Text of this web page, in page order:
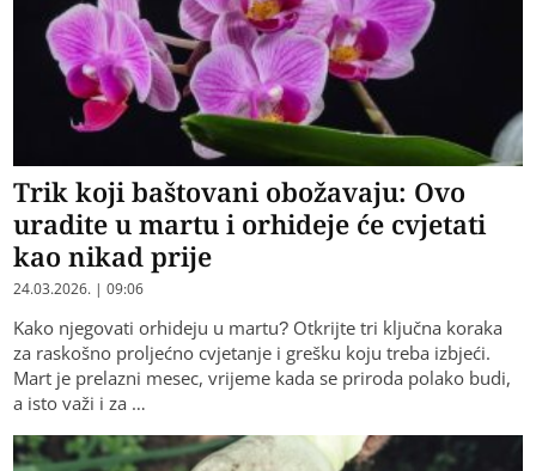
Trik koji baštovani obožavaju: Ovo
uradite u martu i orhideje će cvjetati
kao nikad prije
24.03.2026. | 09:06
Kako njegovati orhideju u martu? Otkrijte tri ključna koraka
za raskošno proljećno cvjetanje i grešku koju treba izbjeći.
Mart je prelazni mesec, vrijeme kada se priroda polako budi,
a isto važi i za …